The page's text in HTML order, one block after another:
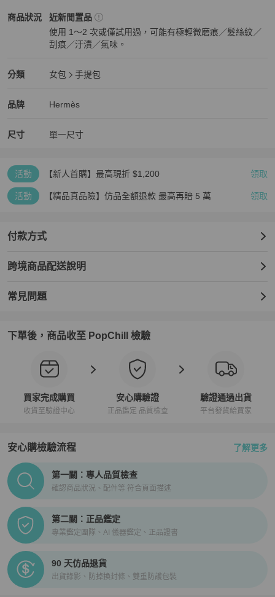
‼️購買前可先聊聊，也可以查詢其他貨品優惠‼️
商品狀況
Hermès女包商品狀態與細節
近新閒置品
使用 1～2 次或僅試用過，可能有極輕微磨痕／髮絲紋／
刮痕／汙漬／氣味。
分類
Hermès 女包分類資訊
女包
手提包
品牌
Hermès 精品女包品牌介紹
Hermès
Hermès 推薦清單
尺寸 單一尺寸
活動 【新人首購】最高現折 $1,200 領取
活動 【精品真品險】仿品全額退款 最高再賠 5 萬 領取
付款方式
跨境商品配送說明
常見問題
下單後，商品收至 PopChill 檢驗
買家完成購買
收貨至驗證中心
安心購驗證
正品鑑定 品質檢查
驗證通過出貨
平台發貨給買家
安心購檢驗流程 了解更多
PopChill拍拍圈正品驗證、安心購檢驗流程介紹
第一關：專人品質檢查
確認商品狀況、配件等 符合頁面描述
第二關：正品鑑定
專業鑑定團隊、AI 儀器鑑定、正品證書
90 天仿品退貨
出貨錄影、防掉換封條、雙重防護包裝